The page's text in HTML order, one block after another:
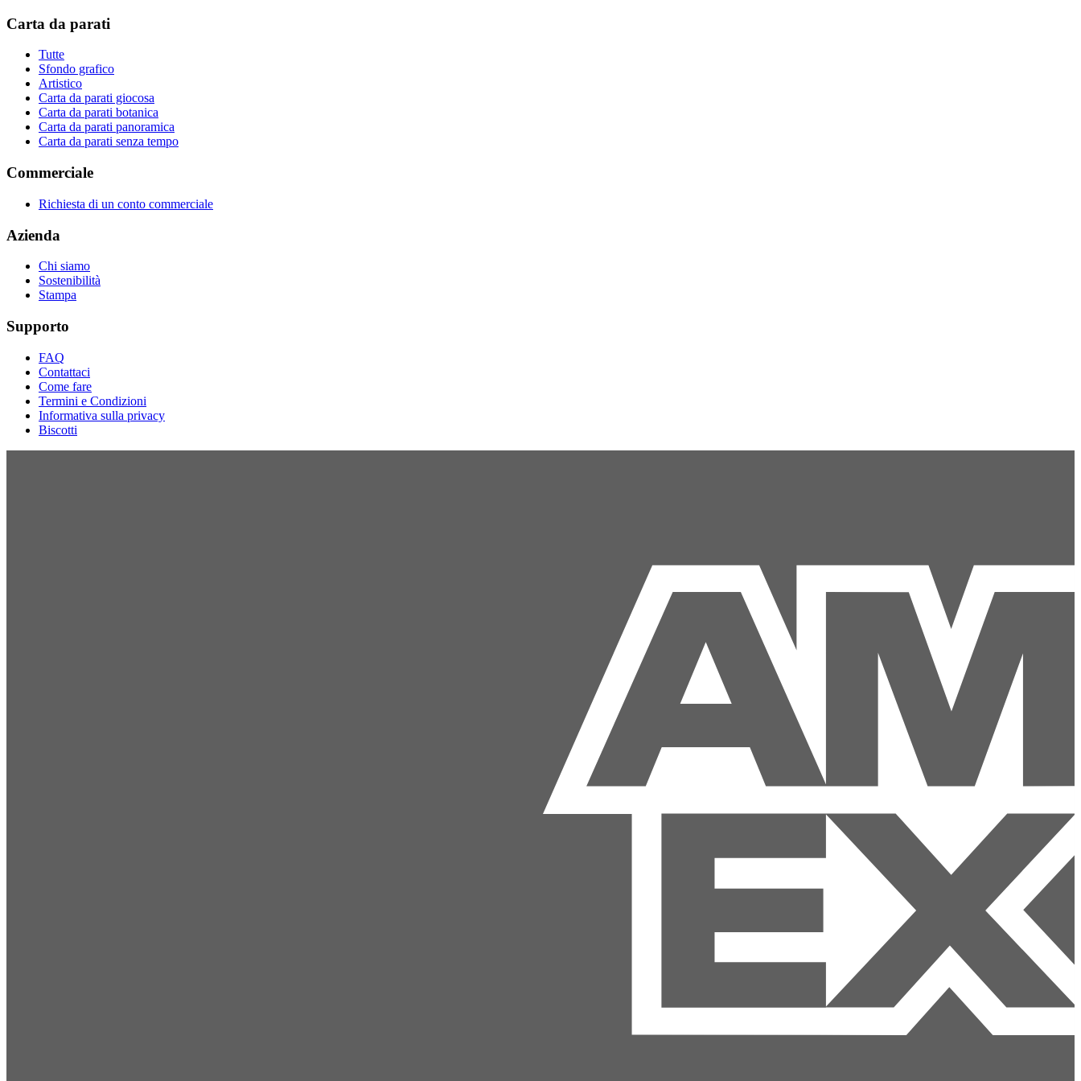
Carta da parati
Tutte
Sfondo grafico
Artistico
Carta da parati giocosa
Carta da parati botanica
Carta da parati panoramica
Carta da parati senza tempo
Commerciale
Richiesta di un conto commerciale
Azienda
Chi siamo
Sostenibilità
Stampa
Supporto
FAQ
Contattaci
Come fare
Termini e Condizioni
Informativa sulla privacy
Biscotti